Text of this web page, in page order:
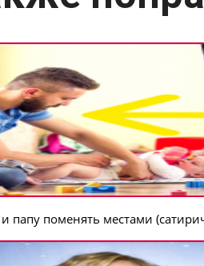
папу поменять местами